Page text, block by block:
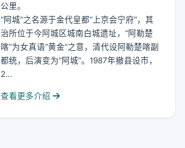
公里。
“阿城”之名源于金代皇都“上京会宁府”，其
治所位于今阿城区城南白城遗址，“阿勒楚
喀”为女真语“黄金”之意，清代设阿勒楚喀副
都统，后演变为“阿城”。1987年撤县设市，
2...
查看更多介绍